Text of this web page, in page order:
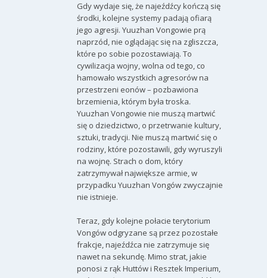
Gdy wydaje się, że najeźdźcy kończą się
środki, kolejne systemy padają ofiarą
jego agresji. Yuuzhan Vongowie prą
naprzód, nie oglądając się na zgliszcza,
które po sobie pozostawiają. To
cywilizacja wojny, wolna od tego, co
hamowało wszystkich agresorów na
przestrzeni eonów – pozbawiona
brzemienia, którym była troska.
Yuuzhan Vongowie nie muszą martwić
się o dziedzictwo, o przetrwanie kultury,
sztuki, tradycji. Nie muszą martwić się o
rodziny, które pozostawili, gdy wyruszyli
na wojnę. Strach o dom, który
zatrzymywał największe armie, w
przypadku Yuuzhan Vongów zwyczajnie
nie istnieje.
Teraz, gdy kolejne połacie terytorium
Vongów odgryzane są przez pozostałe
frakcje, najeźdźca nie zatrzymuje się
nawet na sekundę. Mimo strat, jakie
ponosi z rąk Huttów i Resztek Imperium,